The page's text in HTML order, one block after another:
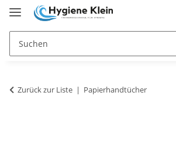
Zurück zur Liste Papierhandtücher